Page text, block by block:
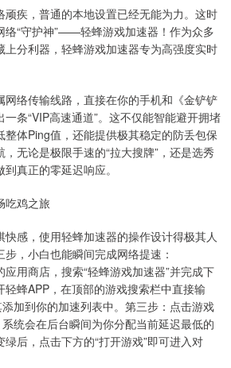
顽疾，普通的本地设置已经无能为力。这时
络“守护神”——轻蜂游戏加速器！作为众多
上分利器，轻蜂游戏加速器专为高强度实时
网络传输线路，直接在你的手机和《金铲铲
条“VIP高速通道”。这不仅能智能避开拥堵
整体Ping值，还能提供极其稳定的防丢包保
无论是极限手速的“拉大搜牌”，还是选秀
真正的零延迟响应。
吃鸡之旅
感，使用轻蜂加速器的操作设计得极其人
，小白也能瞬间完成网络提速：
用商店，搜索“轻蜂游戏加速器”并完成下
蜂APP，在顶部的游戏搜索栏中直接输
添加到你的加速列表中。第三步：点击游戏
统会在后台瞬间为你分配当前延迟最低的
后，点击下方的“打开游戏”即可进入对